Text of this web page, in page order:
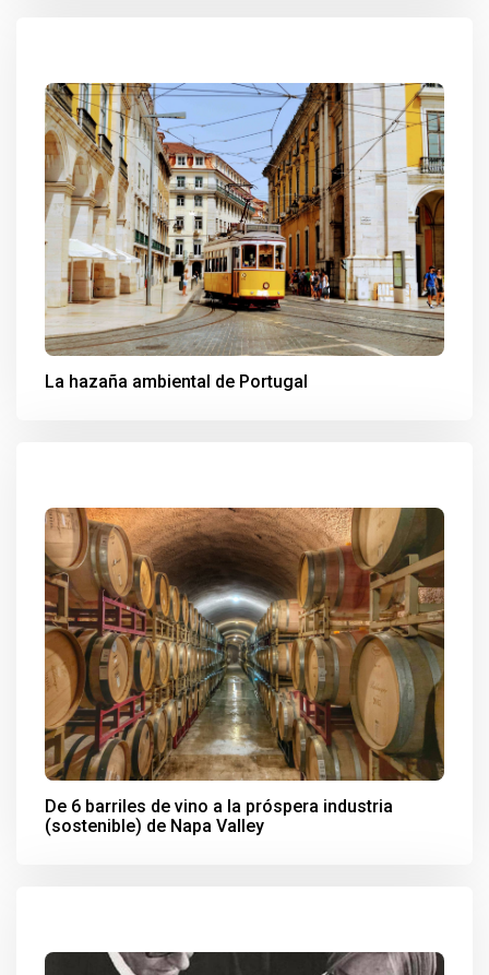
La hazaña ambiental de Portugal
De 6 barriles de vino a la próspera industria
(sostenible) de Napa Valley